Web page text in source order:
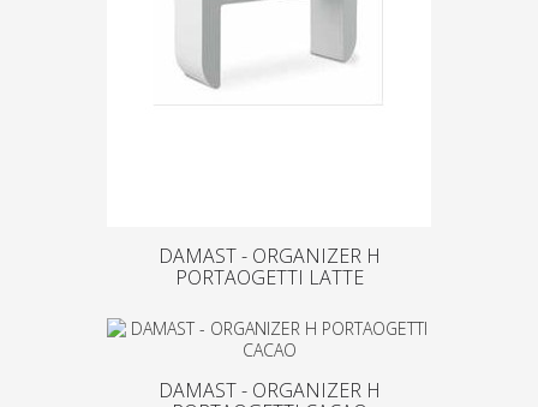
DAMAST - ORGANIZER H
PORTAOGETTI LATTE
DAMAST - ORGANIZER H